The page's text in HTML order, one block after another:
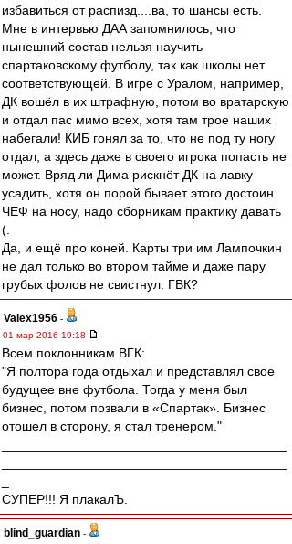
избавиться от распизд....ва, то шансы есть.
Мне в интервью ДАА запомнилось, что
нынешний состав нельзя научить
спартаковскому футболу, так как школы нет
соответствующей. В игре с Уралом, например,
ДК вошёл в их штрафную, потом во вратарскую
и отдал пас мимо всех, хотя там трое наших
набегали! КИБ гонял за то, что не под ту ногу
отдал, а здесь даже в своего игрока попасть не
может. Вряд ли Дима рискнёт ДК на лавку
усадить, хотя он порой бывает этого достоин.
ЧЕФ на носу, надо сборникам практику давать
(.
Да, и ещё про коней. Карты три им Лампочкин
не дал только во втором тайме и даже пару
грубых фолов не свистнул. ГВК?
Valex1956 -
01 мар 2016 19:18
Всем поклонникам ВГК:
"Я полтора года отдыхал и представлял свое
будущее вне футбола. Тогда у меня был
бизнес, потом позвали в «Спартак». Бизнес
отошел в сторону, я стал тренером."
СУПЕР!!! Я плакалЪ.
blind_guardian -